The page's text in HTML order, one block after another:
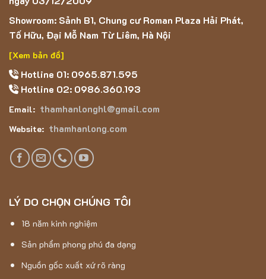
Showroom: Sảnh B1, Chung cư Roman Plaza Hải Phát,
Tố Hữu, Đại Mỗ Nam Từ Liêm, Hà Nội
[Xem bản đồ]
Hotline 01: 0965.871.595
Hotline 02: 0986.360.193
Email: thamhanlonghl@gmail.com
Website: thamhanlong.com
LÝ DO CHỌN CHÚNG TÔI
18 năm kinh nghiệm
Sản phẩm phong phú đa dạng
Nguồn gốc xuất xứ rõ ràng